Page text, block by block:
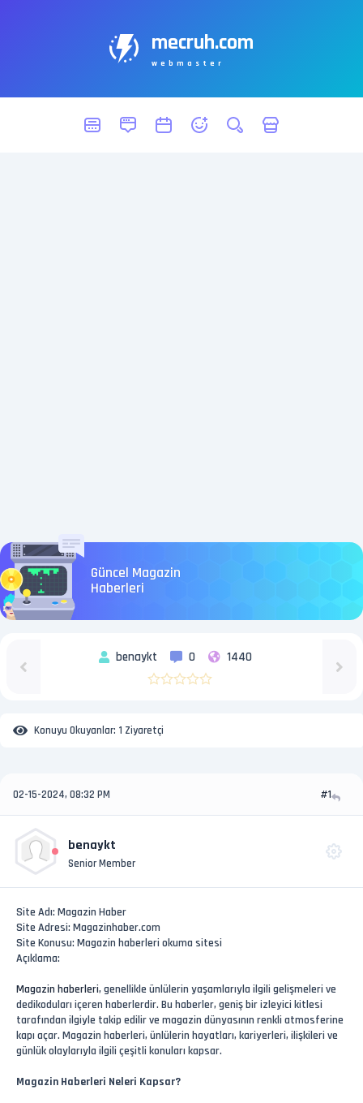
mecruh.com
webmaster
Güncel Magazin
Haberleri
benaykt 0 1440
Konuyu Okuyanlar: 1 Ziyaretçi
02-15-2024, 08:32 PM #1
benaykt
Senior Member
Site Adı: Magazin Haber
Site Adresi: Magazinhaber.com
Site Konusu: Magazin haberleri okuma sitesi
Açıklama:
Magazin haberleri, genellikle ünlülerin yaşamlarıyla ilgili gelişmeleri ve
dedikoduları içeren haberlerdir. Bu haberler, geniş bir izleyici kitlesi
tarafından ilgiyle takip edilir ve magazin dünyasının renkli atmosferine
kapı açar. Magazin haberleri, ünlülerin hayatları, kariyerleri, ilişkileri ve
günlük olaylarıyla ilgili çeşitli konuları kapsar.
Magazin Haberleri Neleri Kapsar?